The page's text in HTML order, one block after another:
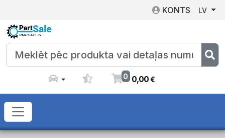
KONTS LV
0 0,00€